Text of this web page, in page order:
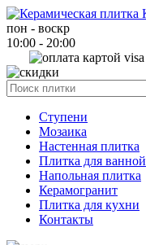
пон - воскр
10:00 - 20:00
Ступени
Мозаика
Настенная плитка
Плитка для ванной
Напольная плитка
Керамогранит
Плитка для кухни
Контакты